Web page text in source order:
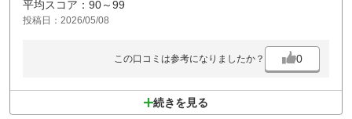
平均スコア：90～99
投稿日：2026/05/08
この口コミは参考になりましたか？ 0
続きを見る